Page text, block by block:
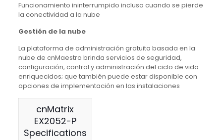
Funcionamiento ininterrumpido incluso cuando se pierde
la conectividad a la nube
Gestión de la nube
La plataforma de administración gratuita basada en la
nube de cnMaestro brinda servicios de seguridad,
configuración, control y administración del ciclo de vida
enriquecidos; que también puede estar disponible con
opciones de implementación en las instalaciones
cnMatrix
EX2052-P
Specifications